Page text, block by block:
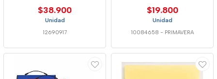
$38.900
Unidad
12690917
$19.800
Unidad
10084658 - PRIMAVERA